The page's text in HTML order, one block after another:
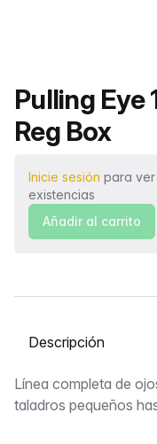
Nombre
Pulling Eye
Reg Box
Inicie sesión para ver
existencias
Añadir al carrito
Seleccione una
Descripción
Línea completa de
taladros pequeños